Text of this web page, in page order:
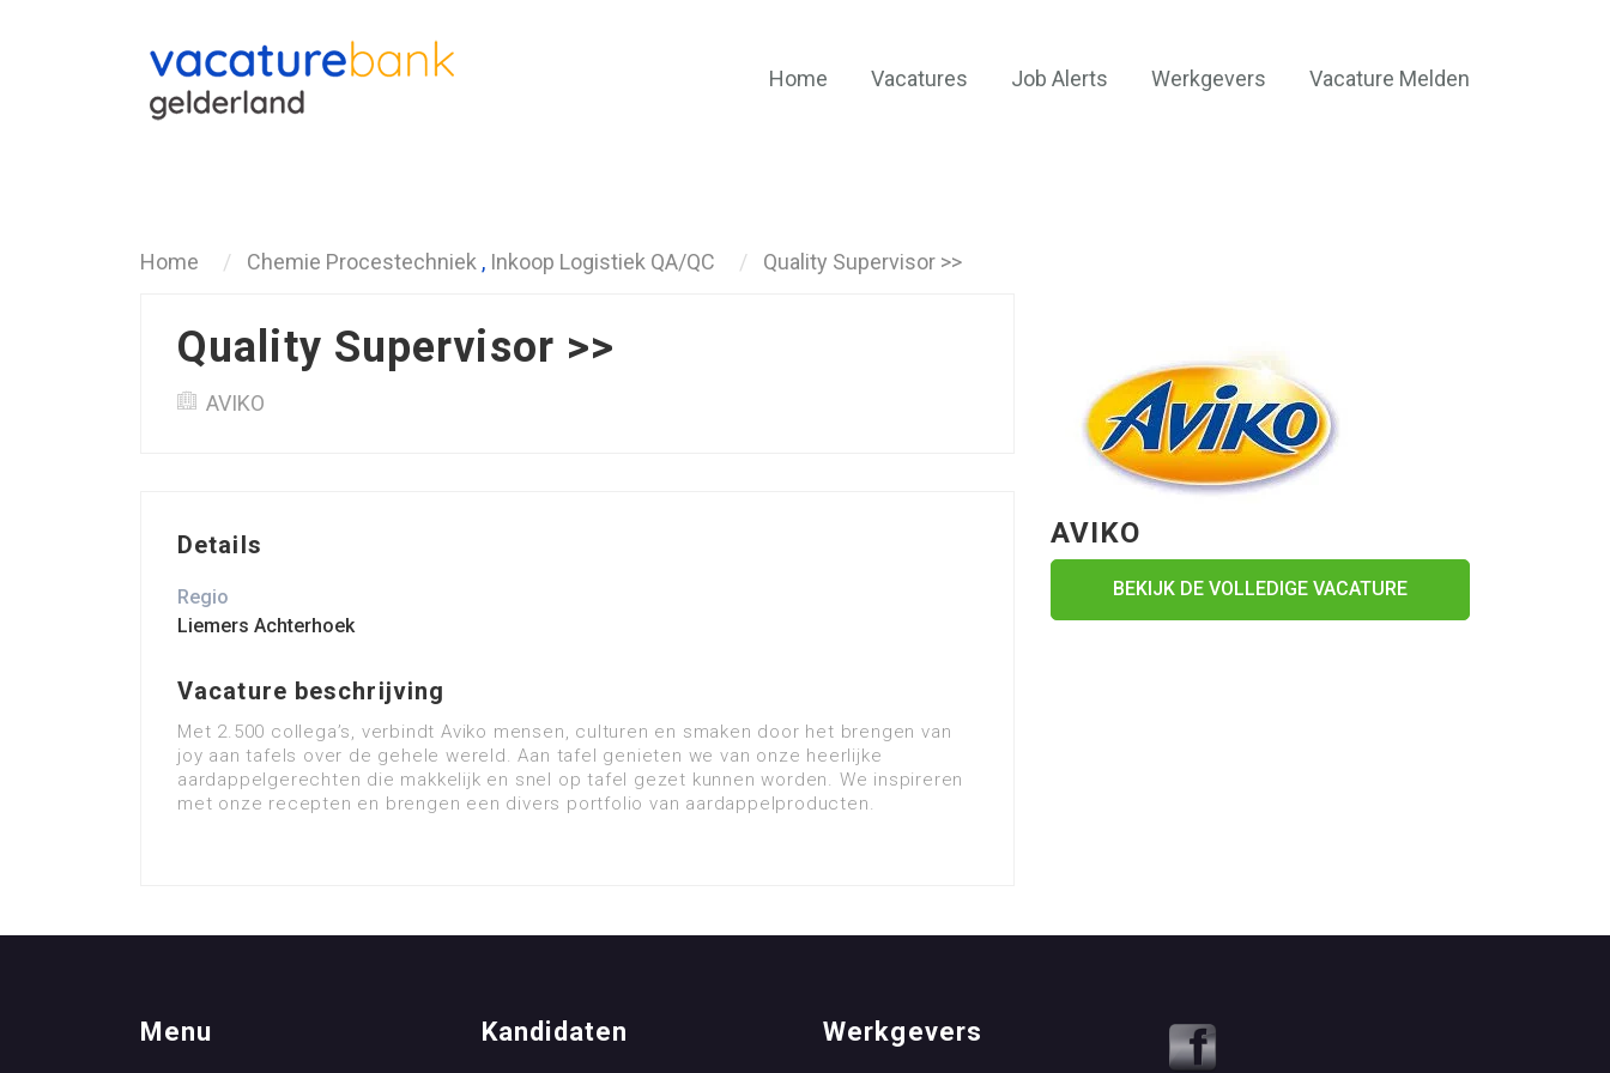
Home Vacatures Job Alerts Werkgevers Vacature Melden
Home Chemie Procestechniek , Inkoop Logistiek QA/QC Quality Supervisor >>
Quality Supervisor >>
AVIKO
Details
Regio
Liemers Achterhoek
Vacature beschrijving
Met 2.500 collega’s, verbindt Aviko mensen, culturen en smaken door het brengen van
joy aan tafels over de gehele wereld. Aan tafel genieten we van onze heerlijke
aardappelgerechten die makkelijk en snel op tafel gezet kunnen worden. We inspireren
met onze recepten en brengen een divers portfolio van aardappelproducten.
AVIKO
BEKIJK DE VOLLEDIGE VACATURE
Menu Kandidaten Werkgevers